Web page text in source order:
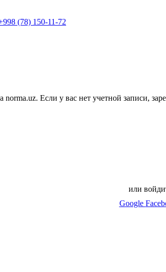
(78) 150-11-72
Если у вас нет учетной записи,
или
Google